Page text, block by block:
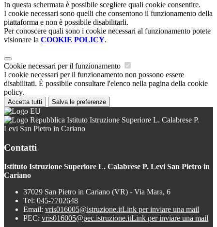
In questa schermata è possibile scegliere quali cookie consentire.
I cookie necessari sono quelli che consentono il funzionamento della
piattaforma e non è possibile disabilitarli.
Per conoscere quali sono i cookie necessari al funzionamento potete
visionare la COOKIE POLICY.
Cookie necessari per il funzionamento
I cookie necessari per il funzionamento non possono essere
disabilitati. È possibile consultare l'elenco nella pagina della cookie
policy.
Accetta tutti Salva le preferenze
Istituto Istruzione Superiore L. Calabrese P.
Levi San Pietro in Cariano
Contatti
Istituto Istruzione Superiore L. Calabrese P. Levi San Pietro in
Cariano
37029 San Pietro in Cariano (VR) - Via Mara, 6
Tel: 045-7702648
Email: vris016005@istruzione.itLink per inviare una mail
PEC: vris016005@pec.istruzione.itLink per inviare una mail